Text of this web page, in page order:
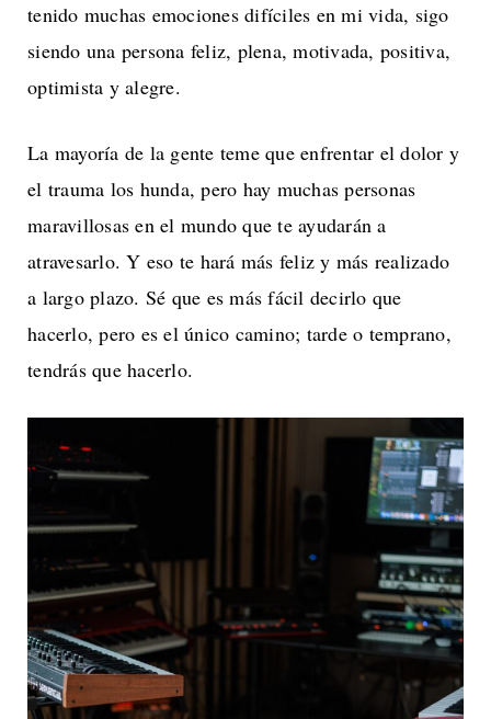
tenido muchas emociones difíciles en mi vida, sigo
siendo una persona feliz, plena, motivada, positiva,
optimista y alegre.
La mayoría de la gente teme que enfrentar el dolor y
el trauma los hunda, pero hay muchas personas
maravillosas en el mundo que te ayudarán a
atravesarlo. Y eso te hará más feliz y más realizado
a largo plazo. Sé que es más fácil decirlo que
hacerlo, pero es el único camino; tarde o temprano,
tendrás que hacerlo.